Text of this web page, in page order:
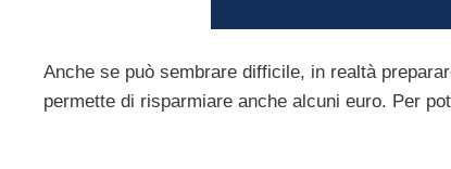
Anche se può sembrare difficile, in realtà
permette di risparmiare anche alcuni euro. Per